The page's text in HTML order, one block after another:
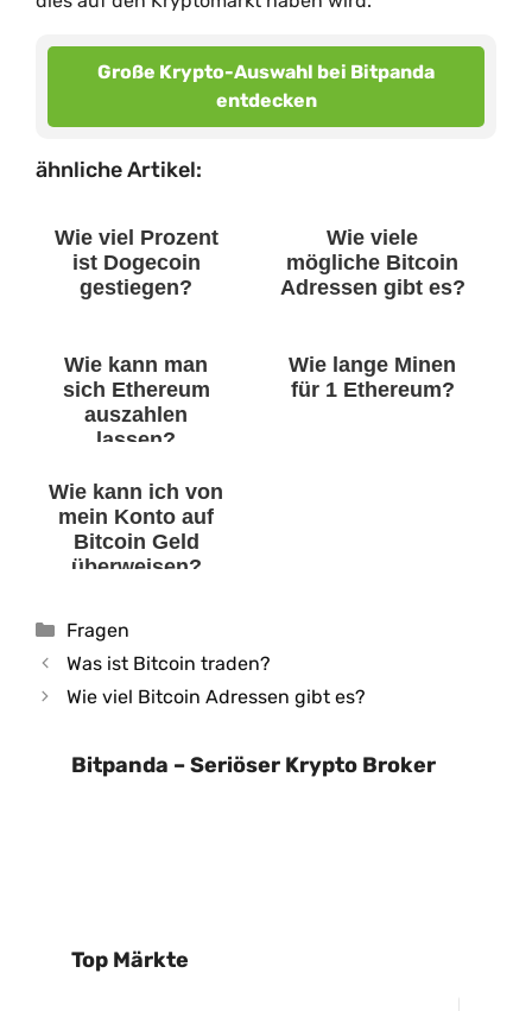
Große Krypto-Auswahl bei Bitpanda
entdecken
ähnliche Artikel:
Wie viel Prozent
ist Dogecoin
gestiegen?
Wie viele
mögliche Bitcoin
Adressen gibt es?
Wie kann man
sich Ethereum
auszahlen
lassen?
Wie lange Minen
für 1 Ethereum?
Wie kann ich von
mein Konto auf
Bitcoin Geld
überweisen?
Kategorien
Fragen
Was ist Bitcoin traden?
Wie viel Bitcoin Adressen gibt es?
Bitpanda – Seriöser Krypto Broker
Top Märkte